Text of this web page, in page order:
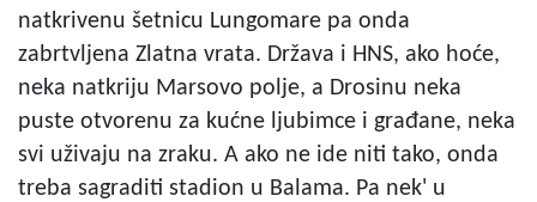
natkrivenu šetnicu Lungomare pa onda
zabrtvljena Zlatna vrata. Država i HNS, ako hoće,
neka natkriju Marsovo polje, a Drosinu neka
puste otvorenu za kućne ljubimce i građane, neka
svi uživaju na zraku. A ako ne ide niti tako, onda
treba sagraditi stadion u Balama. Pa nek' u